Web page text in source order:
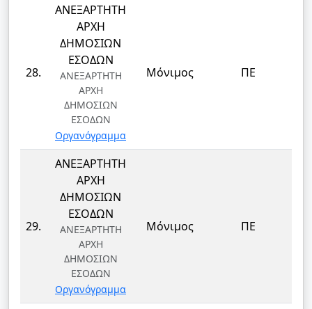
28.
ΑΝΕΞΑΡΤΗΤΗ
ΑΡΧΗ
ΔΗΜΟΣΙΩΝ
ΕΣΟΔΩΝ
ΑΝΕΞΑΡΤΗΤΗ
ΑΡΧΗ
ΔΗΜΟΣΙΩΝ
ΕΣΟΔΩΝ
Οργανόγραμμα
Μόνιμος ΠΕ
29.
ΑΝΕΞΑΡΤΗΤΗ
ΑΡΧΗ
ΔΗΜΟΣΙΩΝ
ΕΣΟΔΩΝ
ΑΝΕΞΑΡΤΗΤΗ
ΑΡΧΗ
ΔΗΜΟΣΙΩΝ
ΕΣΟΔΩΝ
Οργανόγραμμα
Μόνιμος ΠΕ